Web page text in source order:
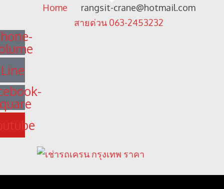
Home
rangsit-crane@hotmail.com
สายด่วน 063-2453232
Line